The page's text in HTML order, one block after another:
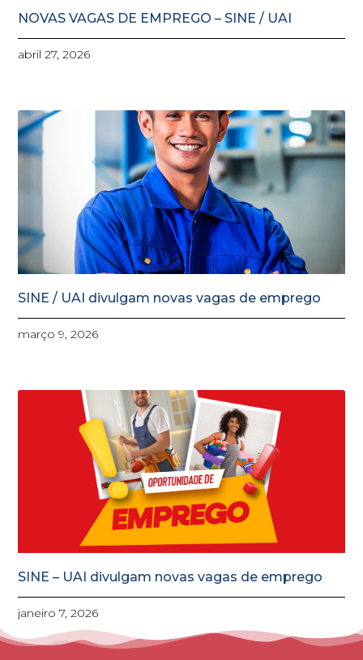
NOVAS VAGAS DE EMPREGO – SINE / UAI
abril 27, 2026
SINE / UAI divulgam novas vagas de emprego
março 9, 2026
SINE – UAI divulgam novas vagas de emprego
janeiro 7, 2026